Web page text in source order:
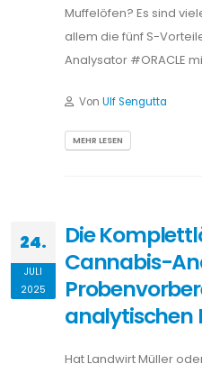
Muffelöfen? Es sind
allem die fünf S-
Analysator #ORACLE
Von Ulf Sengutta
MEHR LESEN
24.
JULI
2025
Die
Cannabis-
analytischen
Hat Landwirt Müller